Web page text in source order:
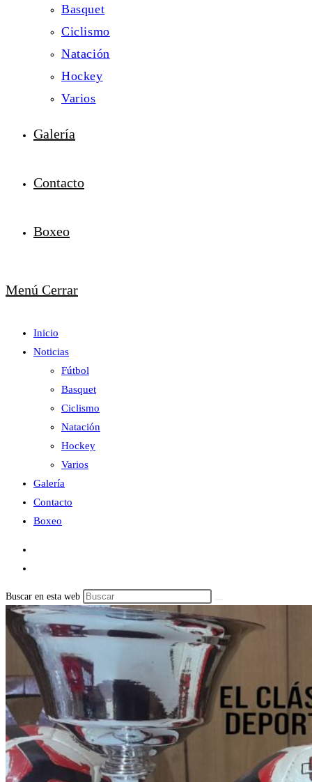
Basquet
Ciclismo
Natación
Hockey
Varios
Galería
Contacto
Boxeo
Menú Cerrar
Inicio
Noticias
Fútbol
Basquet
Ciclismo
Natación
Hockey
Varios
Galería
Contacto
Boxeo
Buscar en esta web